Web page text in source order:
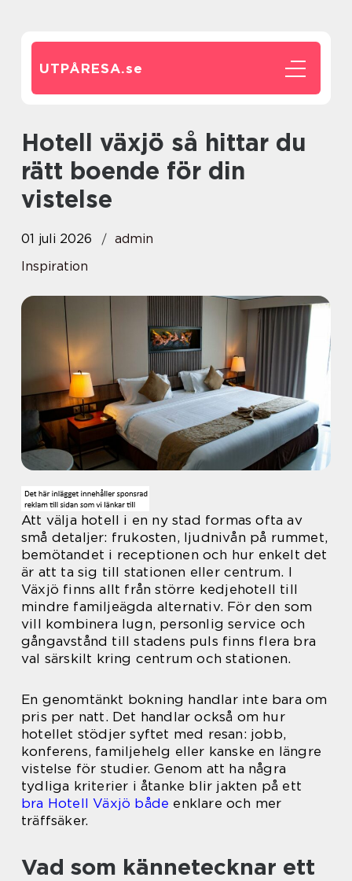
UTPÅRESA.se
Hotell växjö så hittar du
rätt boende för din
vistelse
01 juli 2026
admin
Inspiration
Att välja hotell i en ny stad formas ofta av
små detaljer: frukosten, ljudnivån på rummet,
bemötandet i receptionen och hur enkelt det
är att ta sig till stationen eller centrum. I
Växjö finns allt från större kedjehotell till
mindre familjeägda alternativ. För den som
vill kombinera lugn, personlig service och
gångavstånd till stadens puls finns flera bra
val särskilt kring centrum och stationen.
En genomtänkt bokning handlar inte bara om
pris per natt. Det handlar också om hur
hotellet stödjer syftet med resan: jobb,
konferens, familjehelg eller kanske en längre
vistelse för studier. Genom att ha några
tydliga kriterier i åtanke blir jakten på ett
bra Hotell Växjö både enklare och mer
träffsäker.
Vad som kännetecknar ett